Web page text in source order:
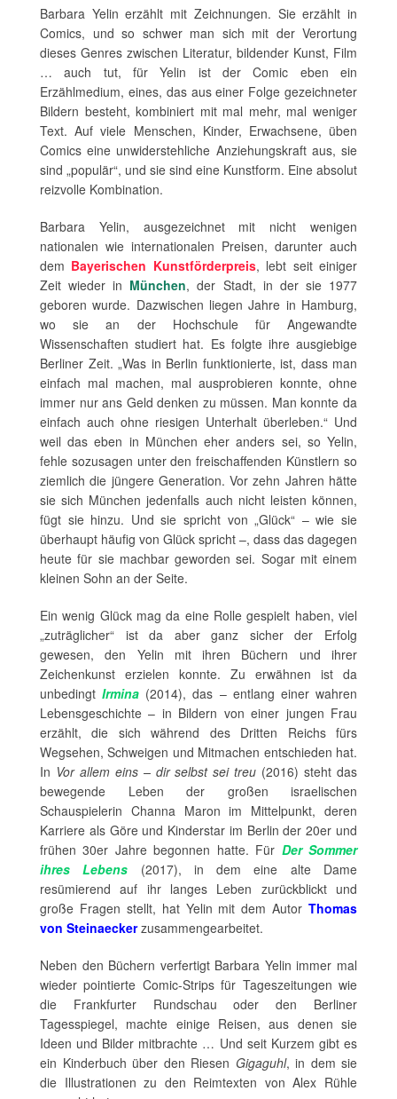
Barbara Yelin erzählt mit Zeichnungen. Sie erzählt in
Comics, und so schwer man sich mit der Verortung
dieses Genres zwischen Literatur, bildender Kunst, Film
… auch tut, für Yelin ist der Comic eben ein
Erzählmedium, eines, das aus einer Folge gezeichneter
Bildern besteht, kombiniert mit mal mehr, mal weniger
Text. Auf viele Menschen, Kinder, Erwachsene, üben
Comics eine unwiderstehliche Anziehungskraft aus, sie
sind „populär“, und sie sind eine Kunstform. Eine absolut
reizvolle Kombination.
Barbara Yelin, ausgezeichnet mit nicht wenigen
nationalen wie internationalen Preisen, darunter auch
dem Bayerischen Kunstförderpreis, lebt seit einiger
Zeit wieder in München, der Stadt, in der sie 1977
geboren wurde. Dazwischen liegen Jahre in Hamburg,
wo sie an der Hochschule für Angewandte
Wissenschaften studiert hat. Es folgte ihre ausgiebige
Berliner Zeit. „Was in Berlin funktionierte, ist, dass man
einfach mal machen, mal ausprobieren konnte, ohne
immer nur ans Geld denken zu müssen. Man konnte da
einfach auch ohne riesigen Unterhalt überleben.“ Und
weil das eben in München eher anders sei, so Yelin,
fehle sozusagen unter den freischaffenden Künstlern so
ziemlich die jüngere Generation. Vor zehn Jahren hätte
sie sich München jedenfalls auch nicht leisten können,
fügt sie hinzu. Und sie spricht von „Glück“ – wie sie
überhaupt häufig von Glück spricht –, dass das dagegen
heute für sie machbar geworden sei. Sogar mit einem
kleinen Sohn an der Seite.
Ein wenig Glück mag da eine Rolle gespielt haben, viel
„zuträglicher“ ist da aber ganz sicher der Erfolg
gewesen, den Yelin mit ihren Büchern und ihrer
Zeichenkunst erzielen konnte. Zu erwähnen ist da
unbedingtIrmina (2014), das – entlang einer wahren
Lebensgeschichte – in Bildern von einer jungen Frau
erzählt, die sich während des Dritten Reichs fürs
Wegsehen, Schweigen und Mitmachen entschieden hat.
In Vor allem eins – dir selbst sei treu (2016) steht das
bewegende Leben der großen israelischen
Schauspielerin Channa Maron im Mittelpunkt, deren
Karriere als Göre und Kinderstar im Berlin der 20er und
frühen 30er Jahre begonnen hatte. Für Der Sommer
ihres Lebens
(2017), in dem eine alte Dame
resümierend auf ihr langes Leben zurückblickt und
große Fragen stellt, hat Yelin mit dem Autor Thomas
von Steinaeckerzusammengearbeitet.
Neben den Büchern verfertigt Barbara Yelin immer mal
wieder pointierte Comic-Strips für Tageszeitungen wie
die Frankfurter Rundschau oder den Berliner
Tagesspiegel, machte einige Reisen, aus denen sie
Ideen und Bilder mitbrachte … Und seit Kurzem gibt es
ein Kinderbuch über den Riesen Gigaguhl, in dem sie
die Illustrationen zu den Reimtexten von Alex Rühle